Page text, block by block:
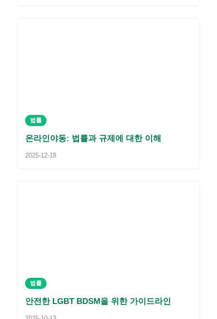
법률
온라인야동: 법률과 규제에 대한 이해
2025-12-18
법률
안전한 LGBT BDSM을 위한 가이드라인